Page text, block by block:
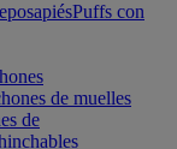
Puffs con
de muelles
de